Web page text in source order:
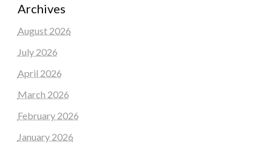
Archives
August 2026
July 2026
April 2026
March 2026
February 2026
January 2026